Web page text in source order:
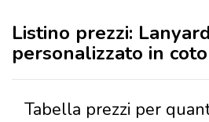
Listino prezzi:
personalizzato in
Tabella prezzi per